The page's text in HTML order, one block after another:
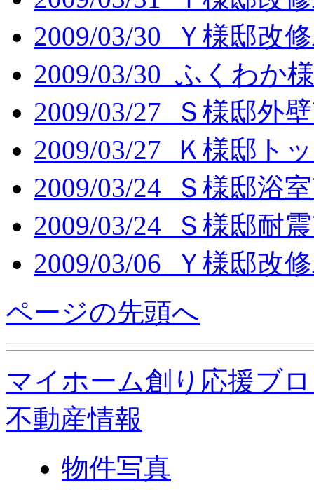
2009/03/30 Ｙ様邸改
2009/03/30 ふくわか
2009/03/27 Ｓ様邸外
2009/03/27 Ｋ様邸ト
2009/03/24 Ｓ様邸浴
2009/03/24 Ｓ様邸耐
2009/03/06 Ｙ様邸改
ページの先頭へ
マイホーム創り応援ブ
不動産情報
物件写真